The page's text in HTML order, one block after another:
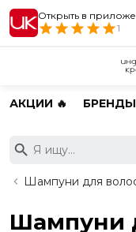
Открыть в
1
АКЦИИ 🔥 БРЕНДЫ
Шампуни для
Шампуни